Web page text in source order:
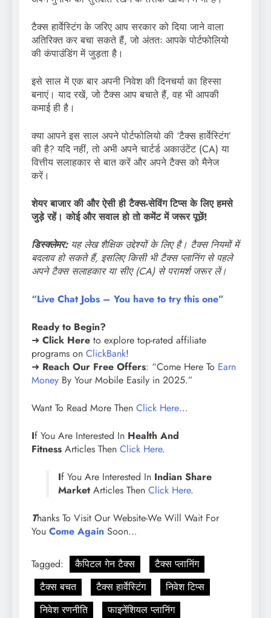
टैक्स हार्वेस्टिंग के जरिए आप सरकार को दिया जाने वाला
अतिरिक्त कर बचा सकते हैं, जो अंततः आपके पोर्टफोलियो
की कंपाउंडिंग में जुड़ता है।
इसे साल में एक बार अपनी निवेश की दिनचर्या का हिस्सा
बनाएं। याद रखें, जो टैक्स आप बचाते हैं, वह भी आपकी
कमाई ही है।
क्या आपने इस साल अपने पोर्टफोलियो की ‘टैक्स हार्वेस्टिंग’
की है? यदि नहीं, तो अभी अपने चार्टर्ड अकाउंटेंट (CA) या
वित्तीय सलाहकार से बात करें और अपने टैक्स को मैनेज
करें।
शेयर बाजार की और ऐसी ही टैक्स-सेविंग टिप्स के लिए हमसे
जुड़े रहें। कोई और सवाल हो तो कमेंट में जरूर पूछें!
डिस्क्लेमर:यह लेख शैक्षिक उद्देश्यों के लिए है। टैक्स नियमों में
बदलाव हो सकते हैं, इसलिए किसी भी टैक्स प्लानिंग से पहले
अपने टैक्स सलाहकार या सीए (CA) से परामर्श जरूर लें।
“Live Chat Jobs – You have to try this one”
Ready to Begin?
➜ Click Here to explore top-rated affiliate
programs on ClickBank!
➜ Reach Our Free Offers: “Come Here To Earn
Money By Your Mobile Easily in 2025.”
Want To Read More Then Click Here…
If You Are Interested In Health And
Fitness Articles Then Click Here.
If You Are Interested In Indian Share
Market Articles Then Click Here.
Thanks To Visit Our Website-We Will Wait For
You Come Again Soon…
Tagged: कैपिटल गेन टैक्स
टैक्स प्लानिंग
टैक्स बचत
टैक्स हार्वेस्टिंग
निवेश टिप्स
निवेश रणनीति
फाइनेंशियल प्लानिंग